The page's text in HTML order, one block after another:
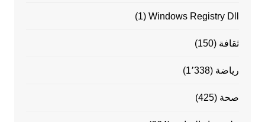
Windows Registry Dll
(1)
ثقافة (150)
رياضة (1٬338)
صحة (425)